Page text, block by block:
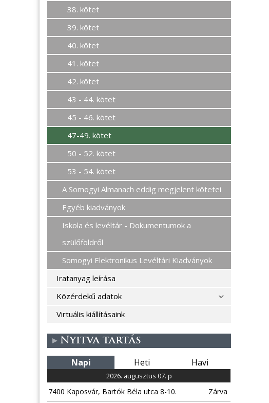
38. kötet
39. kötet
40. kötet
41. kötet
42. kötet
43 - 44. kötet
45 - 46. kötet
47-49. kötet
50 - 52. kötet
53 - 54. kötet
A Somogyi Almanach eddig megjelent kötetei
Egyéb kiadványok
Iskola és levéltár - Dokumentumok a
szülőföldről
Somogyi Elektronikus Levéltári Kiadványok
Iratanyag leírása
Közérdekű adatok
Virtuális kiállításaink
Nyitva tartás
Napi Heti Havi
2026. augusztus 07. p
7400 Kaposvár, Bartók Béla utca 8-10. Zárva